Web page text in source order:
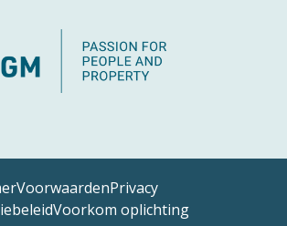
VoorwaardenPrivacy
Voorkom oplichting